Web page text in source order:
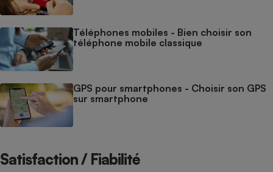
Téléphones mobiles - Bien choisir son
téléphone mobile classique
GPS pour smartphones - Choisir son GPS
sur smartphone
Satisfaction / Fiabilité